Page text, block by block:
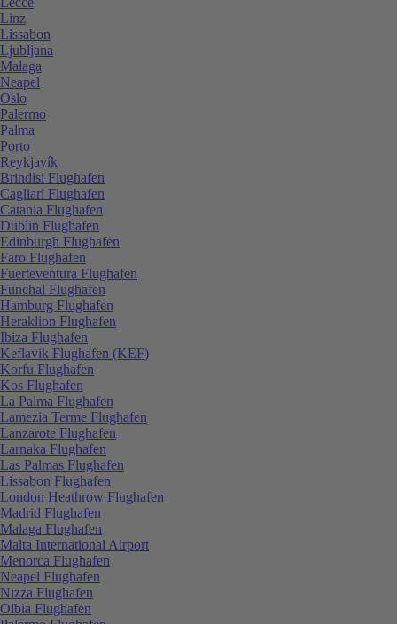
Linz
Lissabon
Ljubljana
Malaga
Neapel
Oslo
Palermo
Palma
Porto
Reykjavík
Brindisi Flughafen
Cagliari Flughafen
Catania Flughafen
Dublin Flughafen
Edinburgh Flughafen
Faro Flughafen
Fuerteventura Flughafen
Funchal Flughafen
Hamburg Flughafen
Heraklion Flughafen
Ibiza Flughafen
Keflavik Flughafen (KEF)
Korfu Flughafen
Kos Flughafen
La Palma Flughafen
Lamezia Terme Flughafen
Lanzarote Flughafen
Larnaka Flughafen
Las Palmas Flughafen
Lissabon Flughafen
London Heathrow Flughafen
Madrid Flughafen
Malaga Flughafen
Malta International Airport
Menorca Flughafen
Neapel Flughafen
Nizza Flughafen
Olbia Flughafen